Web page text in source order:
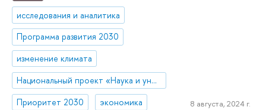
исследования и аналитика
Программа развития 2030
изменение климата
Национальный проект «Наука и университеты»
Приоритет 2030
экономика 8 августа, 2024 г.